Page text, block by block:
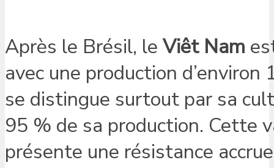
Après le Brésil, le Viêt Nam
avec une production
se distingue surtout par sa
95 % de sa production. Cette
présente une résistance